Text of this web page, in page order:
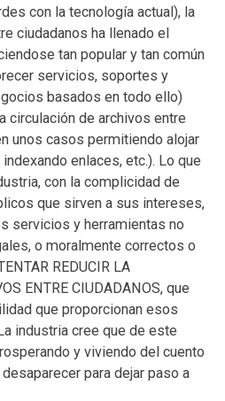
con la tecnología actual), la
ciudadanos ha llenado el
tan popular y tan común
servicios, soportes y
basados en todo ello)
circulación de archivos entre
unos casos permitiendo alojar
enlaces, etc.). Lo que
con la complicidad de
que sirven a sus intereses,
servicios y herramientas no
o moralmente correctos o
REDUCIR LA
ENTRE CIUDADANOS, que
que proporcionan esos
industria cree que de este
y viviendo del cuento
para dejar paso a